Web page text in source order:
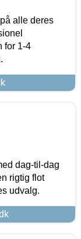
alle deres
for 1-4
dag-til-dag
rigtig flot
udvalg.